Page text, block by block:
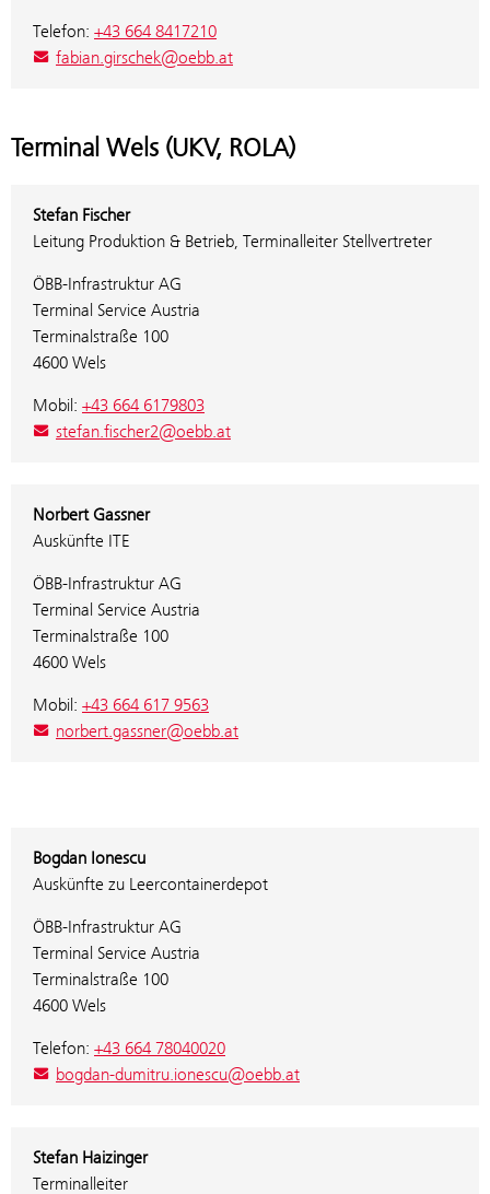
Telefon: +43 664 8417210
fabian.girschek@oebb.at
Terminal Wels (UKV, ROLA)
Stefan Fischer
Leitung Produktion & Betrieb, Terminalleiter Stellvertreter
ÖBB-Infrastruktur AG
Terminal Service Austria
Terminalstraße 100
4600 Wels
Mobil: +43 664 6179803
stefan.fischer2@oebb.at
Norbert Gassner
Auskünfte ITE
ÖBB-Infrastruktur AG
Terminal Service Austria
Terminalstraße 100
4600 Wels
Mobil: +43 664 617 9563
norbert.gassner@oebb.at
Bogdan Ionescu
Auskünfte zu Leercontainerdepot
ÖBB-Infrastruktur AG
Terminal Service Austria
Terminalstraße 100
4600 Wels
Telefon: +43 664 78040020
bogdan-dumitru.ionescu@oebb.at
Stefan Haizinger
Terminalleiter